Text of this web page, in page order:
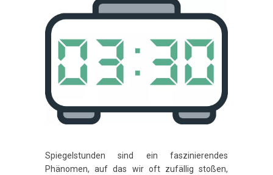
Spiegelstunden sind ein faszinierendes
Phänomen, auf das wir oft zufällig stoßen,